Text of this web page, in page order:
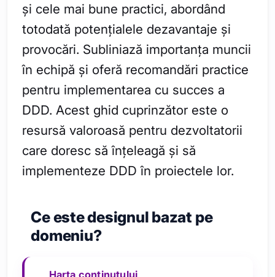
și cele mai bune practici, abordând
totodată potențialele dezavantaje și
provocări. Subliniază importanța muncii
în echipă și oferă recomandări practice
pentru implementarea cu succes a
DDD. Acest ghid cuprinzător este o
resursă valoroasă pentru dezvoltatorii
care doresc să înțeleagă și să
implementeze DDD în proiectele lor.
Ce este designul bazat pe
domeniu?